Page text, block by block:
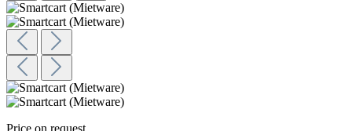
Price on request